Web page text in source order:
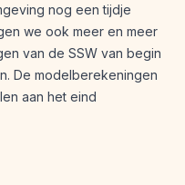
nog een tijdje
we ook meer en meer
van de SSW van begin
De modelberekeningen
aan het eind